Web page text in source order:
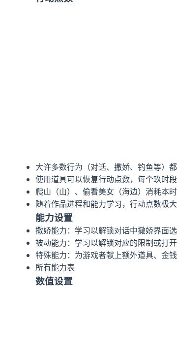
大许多数行为（对话、撒娇、钓鱼等）
使用道具可以恢复行动点数，每个玖时
爬山（山）、偷看美女（海边）消耗本
随着作品进程和能力学习，行动点数极大
能力设置
撒娇能力：学习以解锁对话中撒娇界面选
被动能力：学习以解锁对应的限制或打开
特殊能力：为游戏者献上额外道具、金
所有能力表
数值设置